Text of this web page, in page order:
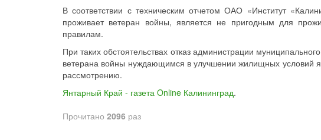
В соответствии с техническим отчетом ОАО «Институт
проживает ветеран войны, является не пригодным для
правилам.
При таких обстоятельствах отказ администрации
ветерана войны нуждающимся в улучшении жилищных условий
рассмотрению.
Янтарный Край - газета Online Калининград.
Прочитано 2096 раз